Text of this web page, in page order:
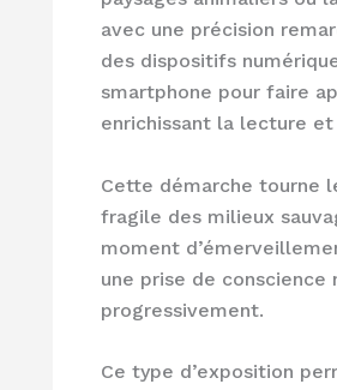
avec une précision
des dispositifs
smartphone pour faire
enrichissant la lecture
Cette démarche tourne
fragile des milieux
moment
une prise de
progressivement.
Ce type d’exposition